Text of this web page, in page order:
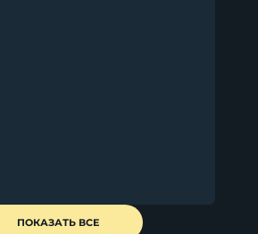
Нож Узбекский Х12МФ
ПОКАЗАТЬ ВСЕ